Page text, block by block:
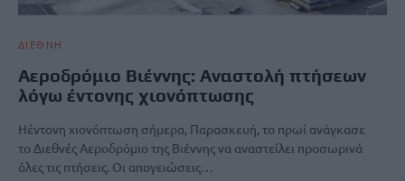
ΔΙΕΘΝΗ
Αεροδρόμιο Βιέννης: Αναστολή πτήσεων
λόγω έντονης χιονόπτωσης
Ηέντονη χιονόπτωση σήμερα, Παρασκευή, το πρωί ανάγκασε
το Διεθνές Αεροδρόμιο της Βιέννης να αναστείλει προσωρινά
όλες τις πτήσεις. Οι απογειώσεις…